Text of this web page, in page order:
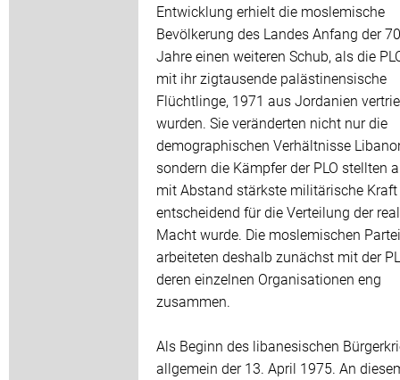
Entwicklung erhielt die moslemische
Bevölkerung des Landes Anfang der
Jahre einen weiteren Schub, als die
mit ihr zigtausende palästinensische
Flüchtlinge, 1971 aus Jordanien
wurden. Sie veränderten nicht nur die
demographischen Verhältnisse
sondern die Kämpfer der PLO stellten
mit Abstand stärkste militärische Kraft
entscheidend für die Verteilung der
Macht wurde. Die moslemischen
arbeiteten deshalb zunächst mit der
deren einzelnen Organisationen eng
zusammen.
Als Beginn des libanesischen
allgemein der 13. April 1975. An